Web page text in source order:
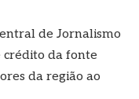
de Jornalismo
da fonte
da região ao